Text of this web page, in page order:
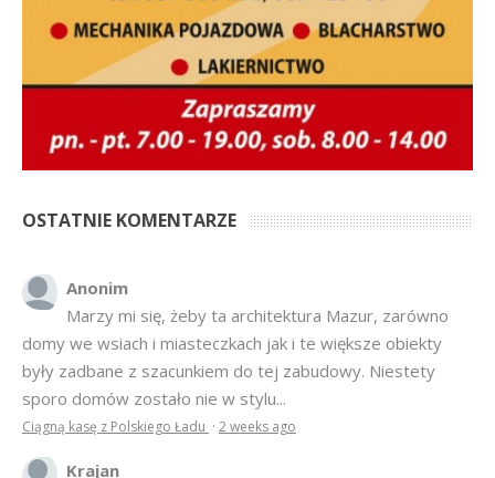
OSTATNIE KOMENTARZE
Anonim
Marzy mi się, żeby ta architektura Mazur, zarówno
domy we wsiach i miasteczkach jak i te większe obiekty
były zadbane z szacunkiem do tej zabudowy. Niestety
sporo domów zostało nie w stylu...
Ciągną kasę z Polskiego Ładu · 2 weeks ago
Krajan